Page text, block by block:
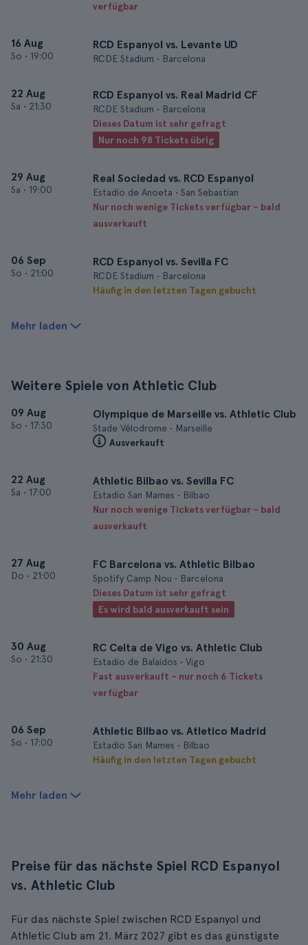
verfügbar
16 Aug
So • 19:00
RCD Espanyol vs. Levante UD
RCDE Stadium • Barcelona
22 Aug
Sa • 21:30
RCD Espanyol vs. Real Madrid CF
RCDE Stadium • Barcelona
Dieses Datum ist sehr gefragt
Nur noch 98 Tickets übrig
29 Aug
Sa • 19:00
Real Sociedad vs. RCD Espanyol
Estadio de Anoeta • San Sebastian
Nur noch wenige Tickets verfügbar – bald
ausverkauft
06 Sep
So • 21:00
RCD Espanyol vs. Sevilla FC
RCDE Stadium • Barcelona
Häufig in den letzten Tagen gebucht
Mehr laden
Weitere Spiele von Athletic Club
09 Aug
So • 17:30
Olympique de Marseille vs. Athletic Club
Stade Vélodrome • Marseille
Ausverkauft
22 Aug
Sa • 17:00
Athletic Bilbao vs. Sevilla FC
Estadio San Mames • Bilbao
Nur noch wenige Tickets verfügbar – bald
ausverkauft
27 Aug
Do • 21:00
FC Barcelona vs. Athletic Bilbao
Spotify Camp Nou • Barcelona
Dieses Datum ist sehr gefragt
Es wird bald ausverkauft sein
30 Aug
So • 21:30
RC Celta de Vigo vs. Athletic Club
Estadio de Balaidos • Vigo
Fast ausverkauft – nur noch 6 Tickets
verfügbar
06 Sep
So • 17:00
Athletic Bilbao vs. Atletico Madrid
Estadio San Mames • Bilbao
Häufig in den letzten Tagen gebucht
Mehr laden
Preise für das nächste Spiel RCD Espanyol
vs. Athletic Club
Für das nächste Spiel zwischen RCD Espanyol und
Athletic Club am 21. März 2027 gibt es das günstigste